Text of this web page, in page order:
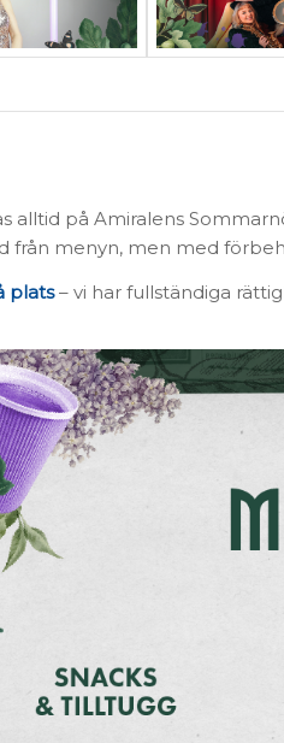
alltid på Amiralens
från menyn, men med
plats– vi har fullständiga